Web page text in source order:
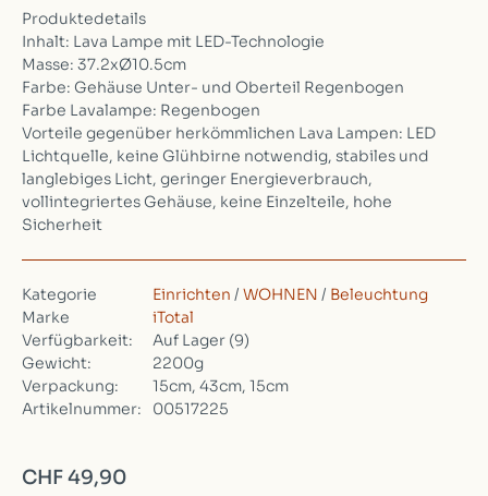
Produktedetails
Inhalt: Lava Lampe mit LED-Technologie
Masse: 37.2xØ10.5cm
Farbe: Gehäuse Unter- und Oberteil Regenbogen
Farbe Lavalampe: Regenbogen
Vorteile gegenüber herkömmlichen Lava Lampen: LED
Lichtquelle, keine Glühbirne notwendig, stabiles und
langlebiges Licht, geringer Energieverbrauch,
vollintegriertes Gehäuse, keine Einzelteile, hohe
Sicherheit
Kategorie Einrichten / WOHNEN / Beleuchtung
Marke
iTotal
Verfügbarkeit:
Auf Lager (9)
Gewicht:
2200g
Verpackung:
15cm, 43cm, 15cm
Artikelnummer:
00517225
CHF 49,90